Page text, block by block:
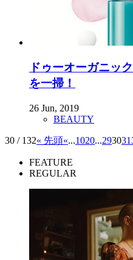
ドゥーオーガニッ
を一掃！
26 Jun, 2019
BEAUTY
30 / 132« 先頭«...1020...293031
FEATURE
REGULAR